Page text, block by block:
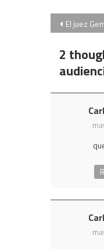
de
El juez Gemignani fue
2